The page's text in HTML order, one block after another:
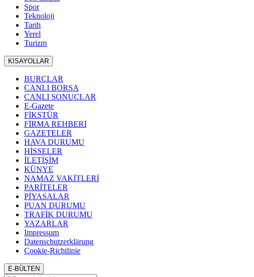
Spor
Teknoloji
Tarih
Yerel
Turizm
KISAYOLLAR
BURÇLAR
CANLI BORSA
CANLI SONUÇLAR
E-Gazete
FİKSTÜR
FİRMA REHBERİ
GAZETELER
HAVA DURUMU
HİSSELER
İLETİŞİM
KÜNYE
NAMAZ VAKİTLERİ
PARİTELER
PİYASALAR
PUAN DURUMU
TRAFİK DURUMU
YAZARLAR
Impressum
Datenschutzerklärung
Cookie-Richtlinie
E-BÜLTEN